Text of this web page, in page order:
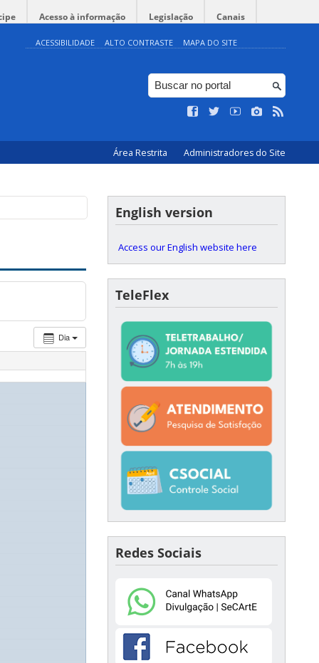
Acesso à informação Legislação Canais
ACESSIBILIDADE ALTO CONTRASTE MAPA DO SITE
Área Restrita Administradores do Site
Dia
English version
Access our English website here
TeleFlex
Redes Sociais